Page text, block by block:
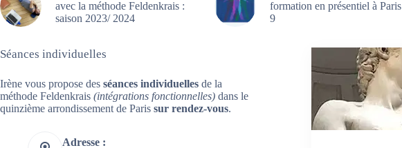
avec la méthode Feldenkrais :
saison 2023/ 2024
formation en présentiel à Paris
9
Séances individuelles
Irène vous propose des séances individuelles de la
méthode Feldenkrais (intégrations fonctionnelles) dans le
quinzième arrondissement de Paris sur rendez-vous.
Adresse :